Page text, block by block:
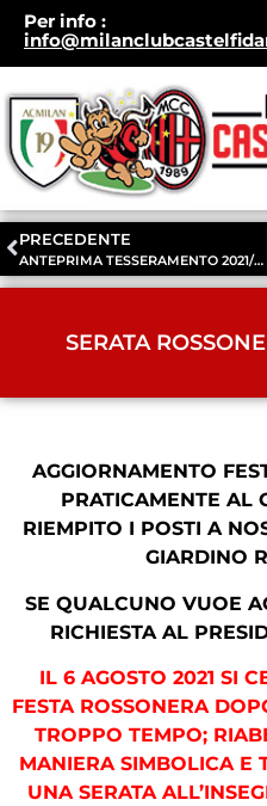
Per info :
PRECEDENTE
ANTEPRIMA TESSERAMENTO 2021/2022
SERATA
AGGIORNAMENTO
PRATICAMENTE AL
RIEMPITO I POSTI A
GIARDINO
SE QUALCUNO VUOE
RICHIESTA AL
IL 6 AGOSTO 2021 SI
FESTA ROSSONERA
TROPPO TEMPO;
MANIERA SIMBOLICA E
UNA SERATA